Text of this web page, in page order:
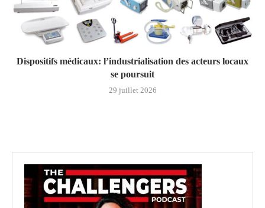
Dispositifs médicaux: l’industrialisation des acteurs locaux
se poursuit
29 juillet 2026